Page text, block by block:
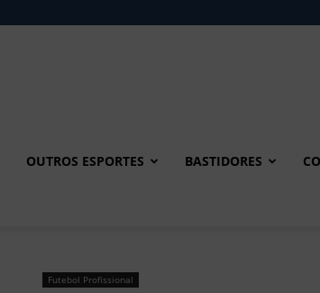
OUTROS ESPORTES BASTIDORES
Futebol Profissional